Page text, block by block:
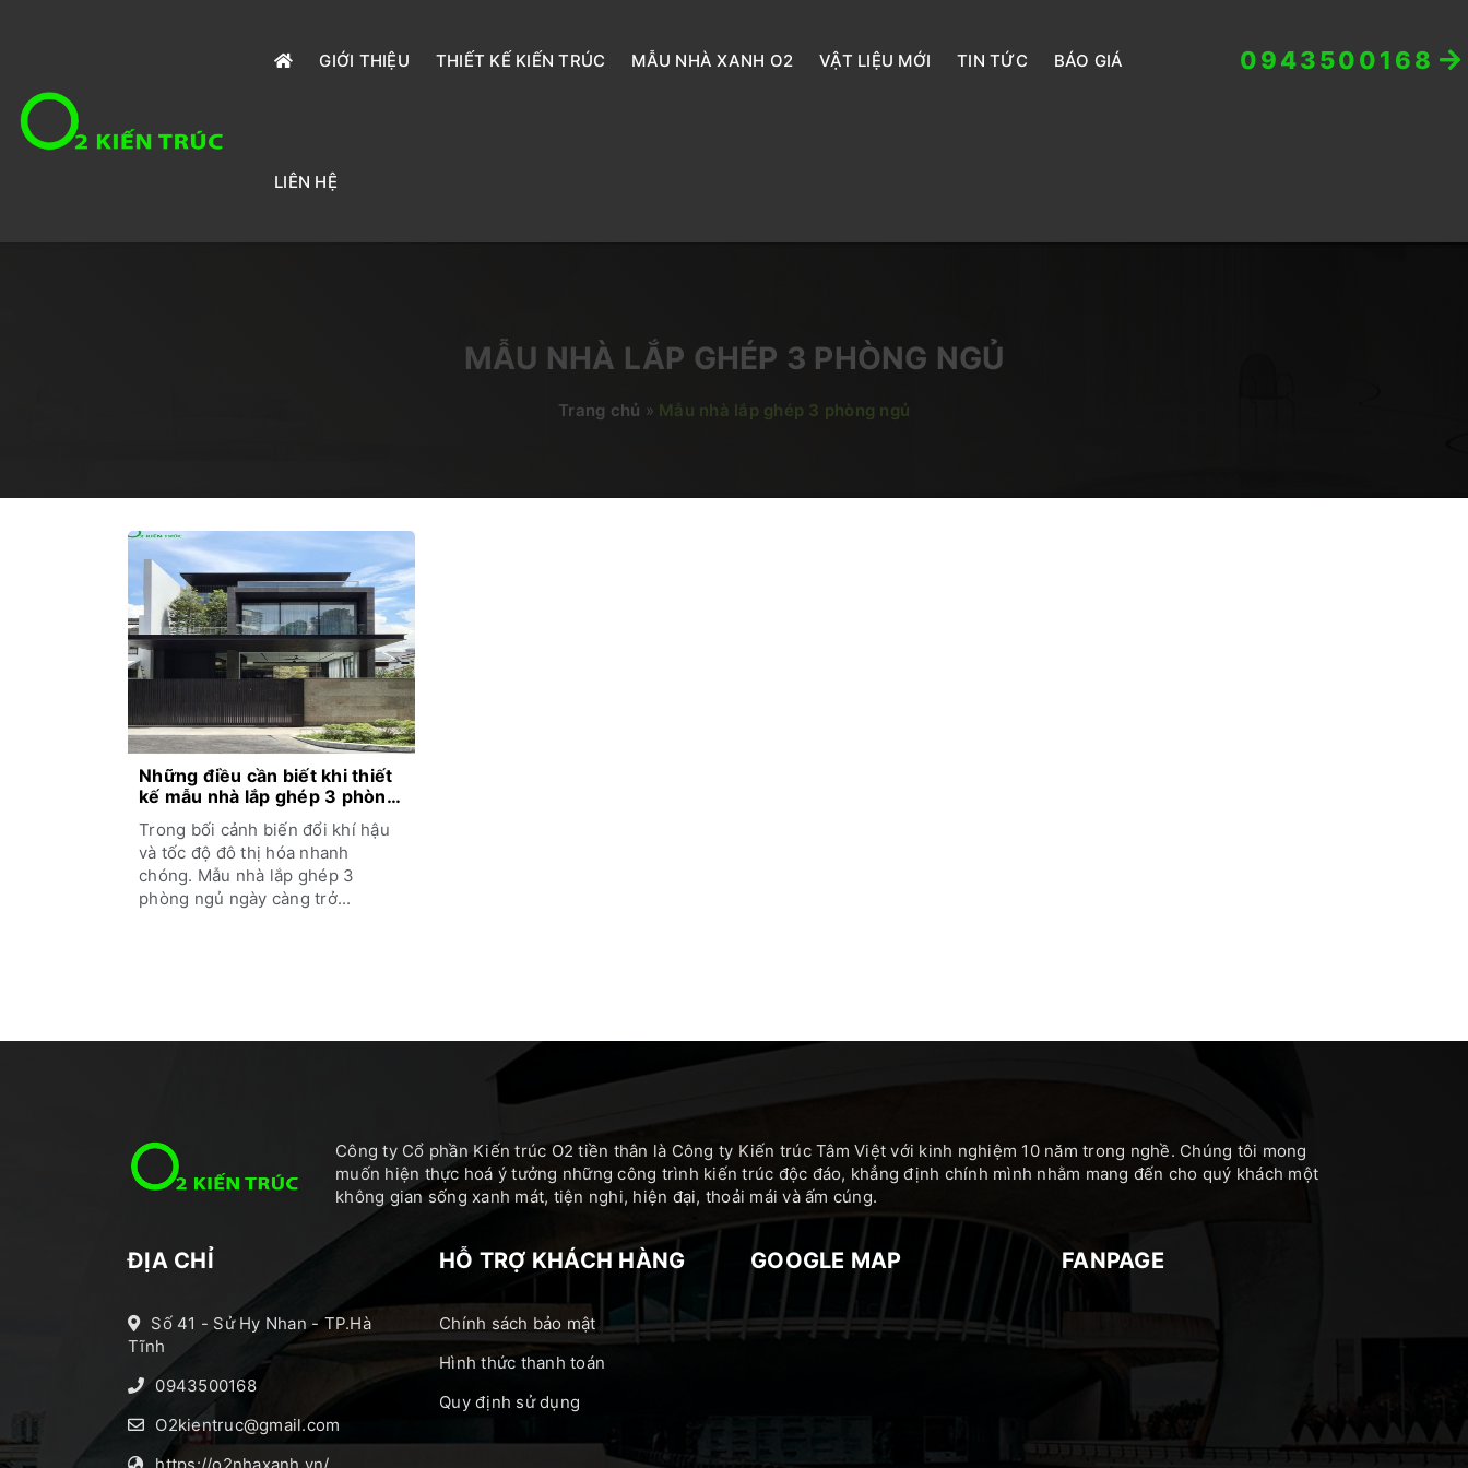
GIỚI THIỆU THIẾT KẾ KIẾN TRÚC MẪU NHÀ XANH O2 VẬT LIỆU MỚI TIN TỨC BÁO GIÁ
LIÊN HỆ
0943500168
MẪU NHÀ LẮP GHÉP 3 PHÒNG NGỦ
Trang chủ » Mẫu nhà lắp ghép 3 phòng ngủ
Những điều cần biết khi thiết
kế mẫu nhà lắp ghép 3 phòng
Trong bối cảnh biến đổi khí hậu
và tốc độ đô thị hóa nhanh
chóng. Mẫu nhà lắp ghép 3
phòng ngủ ngày càng trở...
Công ty Cổ phần Kiến trúc O2 tiền thân là Công ty Kiến trúc Tâm Việt với kinh nghiệm 10 năm trong nghề. Chúng tôi mong
muốn hiện thực hoá ý tưởng những công trình kiến trúc độc đáo, khẳng định chính mình nhằm mang đến cho quý khách một
không gian sống xanh mát, tiện nghi, hiện đại, thoải mái và ấm cúng.
ĐỊA CHỈ
Số 41 - Sử Hy Nhan - TP.Hà
Tĩnh
0943500168
O2kientruc@gmail.com
HỖ TRỢ KHÁCH HÀNG
Chính sách bảo mật
Hình thức thanh toán
Quy định sử dụng
GOOGLE MAP FANPAGE